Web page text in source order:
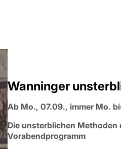
Wanninger
Ab Mo., 07.09., immer Mo.
Die unsterblichen Methoden
Vorabendprogramm